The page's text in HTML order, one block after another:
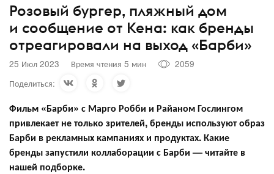
Розовый бургер, пляжный дом
и сообщение от Кена: как бренды
отреагировали на выход «Барби»
25 Июл 2023 Время чтения 5 мин
2059
Поделиться:
Фильм «Барби» с Марго Робби и Райаном Гослингом
привлекает не только зрителей, бренды используют образ
Барби в рекламных кампаниях и продуктах. Какие
бренды запустили коллаборации с Барби — читайте в
нашей подборке.